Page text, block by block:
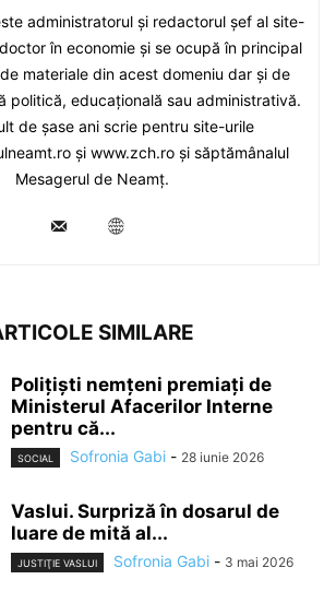
administratorul și redactorul șef al site-
în economie și se ocupă în principal
materiale din acest domeniu dar și de
politică, educațională sau administrativă.
de șase ani scrie pentru site-urile
și www.zch.ro și săptămânalul
Mesagerul de Neamț.
SIMILARE
Polițiști nemțeni premiați de
Ministerul Afacerilor Interne
pentru că...
SOCIAL Sofronia Gabi - 28 iunie 2026
Vaslui. Surpriză în dosarul de
luare de mită al...
JUSTIŢIE VASLUI Sofronia Gabi - 3 mai 2026